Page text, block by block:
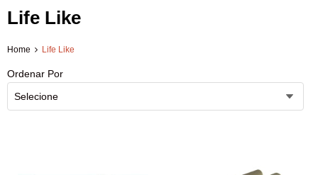
Life Like
Home Life Like
Ordenar Por
Selecione